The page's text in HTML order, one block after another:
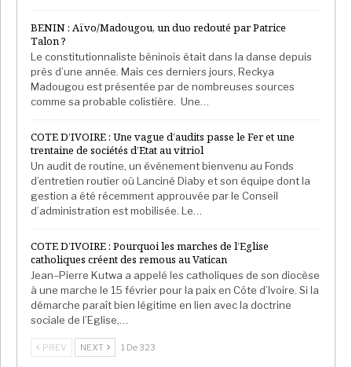
BENIN : Aïvo/Madougou, un duo redouté par Patrice
Talon ?
Le constitutionnaliste béninois était dans la danse depuis
près d’une année. Mais ces derniers jours, Reckya
Madougou est présentée par de nombreuses sources
comme sa probable colistière. Une…
COTE D’IVOIRE : Une vague d’audits passe le Fer et une
trentaine de sociétés d’Etat au vitriol
Un audit de routine, un événement bienvenu au Fonds
d’entretien routier où Lanciné Diaby et son équipe dont la
gestion a été récemment approuvée par le Conseil
d’administration est mobilisée. Le…
COTE D’IVOIRE : Pourquoi les marches de l’Eglise
catholiques créent des remous au Vatican
Jean–Pierre Kutwa a appelé les catholiques de son diocèse
à une marche le 15 février pour la paix en Côte d’Ivoire. Si la
démarche paraît bien légitime en lien avec la doctrine
sociale de l’Eglise,…
PREV NEXT 1 De 323